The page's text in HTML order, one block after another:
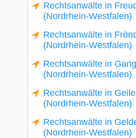
Rechtsanwälte in
(Nordrhein-Westfalen)
Rechtsanwälte in
(Nordrhein-Westfalen)
Rechtsanwälte in
(Nordrhein-Westfalen)
Rechtsanwälte in
(Nordrhein-Westfalen)
Rechtsanwälte in
(Nordrhein-Westfalen)